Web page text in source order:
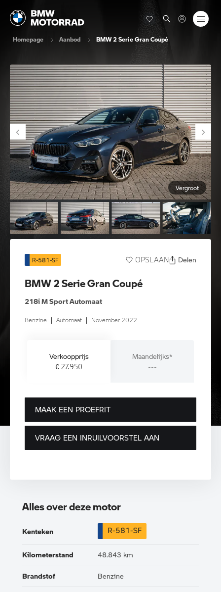
Homepage Aanbod BMW 2 Serie Gran Coupé
Vergroot
R-581-SF OPSLAAN Delen
BMW 2 Serie Gran Coupé
218i M Sport Automaat
Benzine | Automaat | November 2022
Verkoopprijs
€ 27.950
Maandelijks*
---
MAAK EEN PROEFRIT
VRAAG EEN INRUILVOORSTEL AAN
Alles over deze motor
Kenteken R-581-SF
Kilometerstand 48.843 km
Brandstof Benzine